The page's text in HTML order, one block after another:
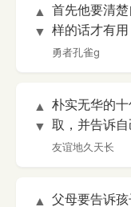
▲
▼
首先他要清
样的话才有用
勇者孔雀g
▲
▼
朴实无华的
取，并告诉自
友谊地久天长
▲
父母要告诉孩